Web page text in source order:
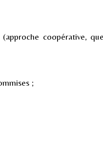
coopérative,
;